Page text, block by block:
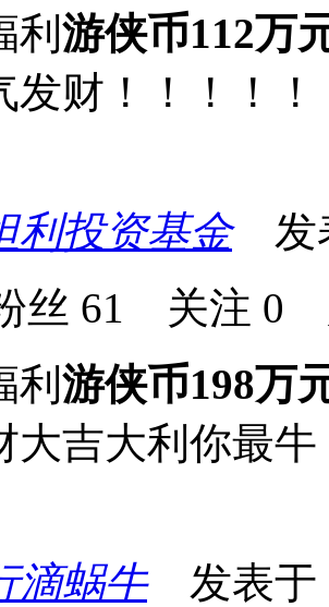
利 游侠币112万
发财！！！！
利投资基金发
丝 61 关注 0
利 游侠币198万
大吉大利你最牛
滴蜗牛发表于